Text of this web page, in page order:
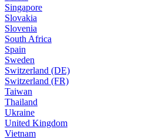
Singapore
Slovakia
Slovenia
South Africa
Spain
Sweden
Switzerland (DE)
Switzerland (FR)
Taiwan
Thailand
Ukraine
United Kingdom
Vietnam